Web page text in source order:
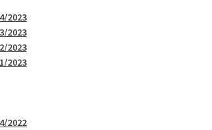
2023
2023
2023
2023
2022